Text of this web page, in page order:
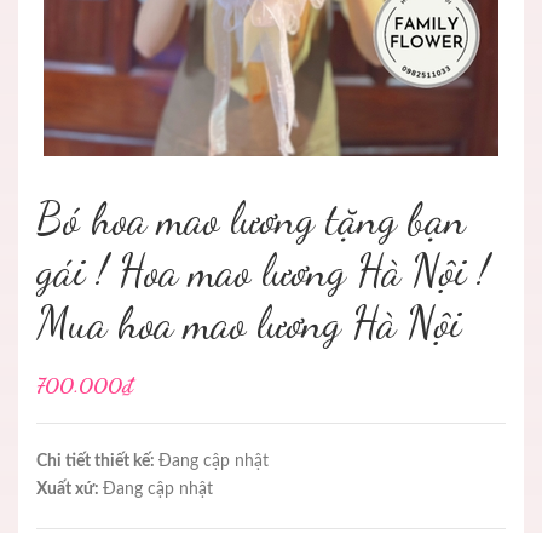
Bó hoa mao lương tặng bạn
gái ! Hoa mao lương Hà Nội !
Mua hoa mao lương Hà Nội
700.000₫
Chi tiết thiết kế: Đang cập nhật
Xuất xứ: Đang cập nhật